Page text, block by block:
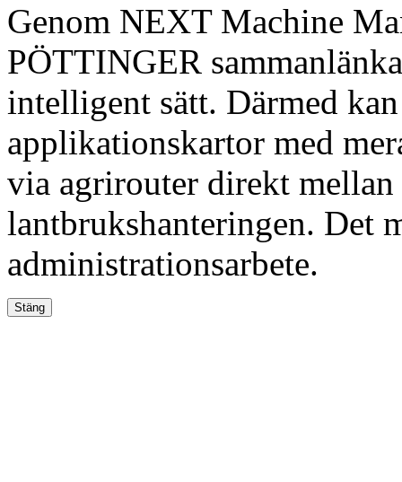
Genom NEXT Machine
PÖTTINGER
intelligent sätt. Därmed
applikationskartor med
via agrirouter direkt
lantbrukshanteringen. Det
administrationsarbete.
Stäng